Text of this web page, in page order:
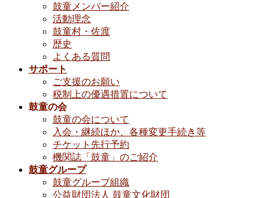
鼓童メンバー紹介
活動理念
鼓童村・佐渡
歴史
よくある質問
サポート
ご支援のお願い
税制上の優遇措置について
鼓童の会
鼓童の会について
入会・継続ほか、各種変更手続き等
チケット先行予約
機関誌「鼓童」のご紹介
鼓童グループ
鼓童グループ組織
公益財団法人 鼓童文化財団